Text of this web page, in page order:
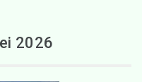
2026